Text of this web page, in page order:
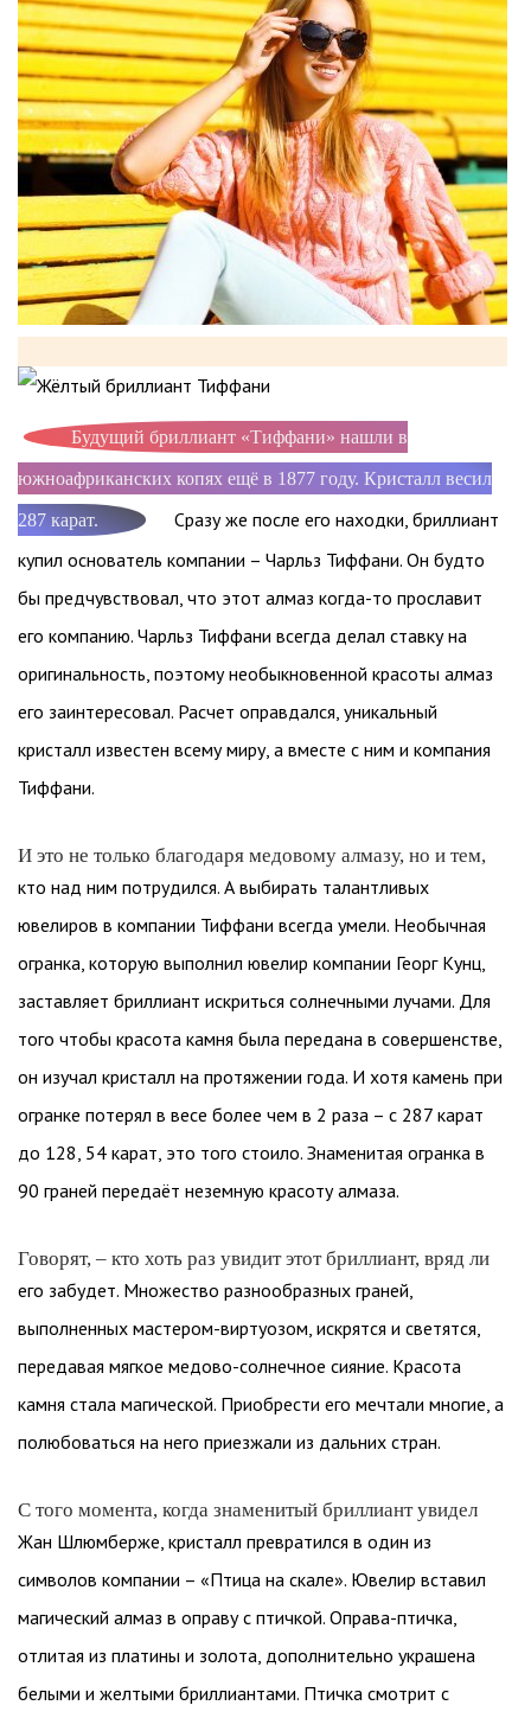
Будущий бриллиант «Тиффани» нашли в
южноафриканских копях ещё в 1877 году. Кристалл весил
287 карат.
Сразу же после его находки, бриллиант
купил основатель компании – Чарльз Тиффани. Он будто
бы предчувствовал, что этот алмаз когда-то прославит
его компанию. Чарльз Тиффани всегда делал ставку на
оригинальность, поэтому необыкновенной красоты алмаз
его заинтересовал. Расчет оправдался, уникальный
кристалл известен всему миру, а вместе с ним и компания
Тиффани.
И это не только благодаря медовому алмазу, но и тем,
кто над ним потрудился. А выбирать талантливых
ювелиров в компании Тиффани всегда умели. Необычная
огранка, которую выполнил ювелир компании Георг Кунц,
заставляет бриллиант искриться солнечными лучами. Для
того чтобы красота камня была передана в совершенстве,
он изучал кристалл на протяжении года. И хотя камень при
огранке потерял в весе более чем в 2 раза – с 287 карат
до 128, 54 карат, это того стоило. Знаменитая огранка в
90 граней передаёт неземную красоту алмаза.
Говорят, – кто хоть раз увидит этот бриллиант, вряд ли
его забудет. Множество разнообразных граней,
выполненных мастером-виртуозом, искрятся и светятся,
передавая мягкое медово-солнечное сияние. Красота
камня стала магической. Приобрести его мечтали многие, а
полюбоваться на него приезжали из дальних стран.
С того момента, когда знаменитый бриллиант увидел
Жан Шлюмберже, кристалл превратился в один из
символов компании – «Птица на скале». Ювелир вставил
магический алмаз в оправу с птичкой. Оправа-птичка,
отлитая из платины и золота, дополнительно украшена
белыми и желтыми бриллиантами. Птичка смотрит с